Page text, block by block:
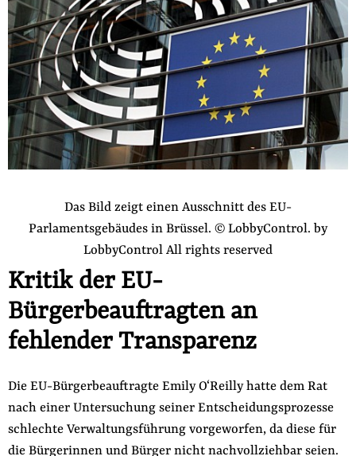
Das Bild zeigt einen Ausschnitt des EU-
Parlamentsgebäudes in Brüssel. © LobbyControl. by
LobbyControl All rights reserved
Kritik der EU-
Bürgerbeauftragten an
fehlender Transparenz
Die EU-Bürgerbeauftragte Emily O‘Reilly hatte dem Rat
nach einer Untersuchung seiner Entscheidungsprozesse
schlechte Verwaltungsführung vorgeworfen, da diese für
die Bürgerinnen und Bürger nicht nachvollziehbar seien.